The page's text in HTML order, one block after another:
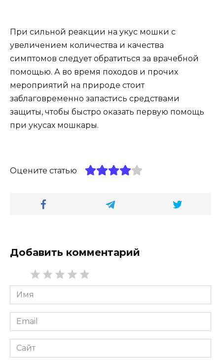
При сильной реакции на укус мошки с
увеличением количества и качества
симптомов следует обратиться за врачебной
помощью. А во время походов и прочих
мероприятий на природе стоит
заблаговременно запастись средствами
защиты, чтобы быстро оказать первую помощь
при укусах мошкары.
Оцените статью
Добавить комментарий
Имя
*
Email
*
Сайт